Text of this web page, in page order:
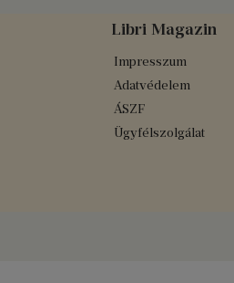
Libri Magazin
Impresszum
Adatvédelem
ÁSZF
Ügyfélszolgálat